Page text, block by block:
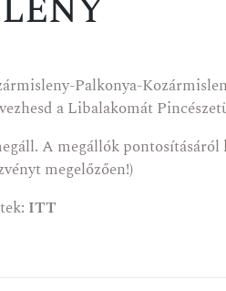
Palkonya-
a Libalakomát
A megállók pontosításáról
megelőzően!)
ITT